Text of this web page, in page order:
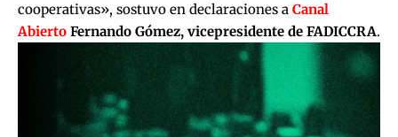
cooperativas», sostuvo en declaraciones a Canal
Abierto Fernando Gómez, vicepresidente de FADICCRA.